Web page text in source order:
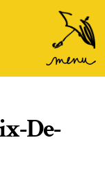
Accéder
au
menu
De-